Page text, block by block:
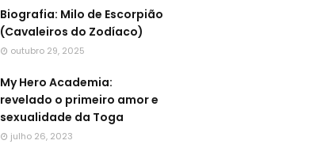
Biografia: Milo de Escorpião
(Cavaleiros do Zodíaco)
outubro 29, 2025
My Hero Academia:
revelado o primeiro amor e
sexualidade da Toga
julho 26, 2023